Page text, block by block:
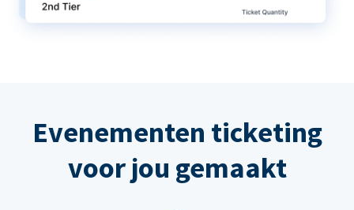
Evenementen ticketing
voor jou gemaakt